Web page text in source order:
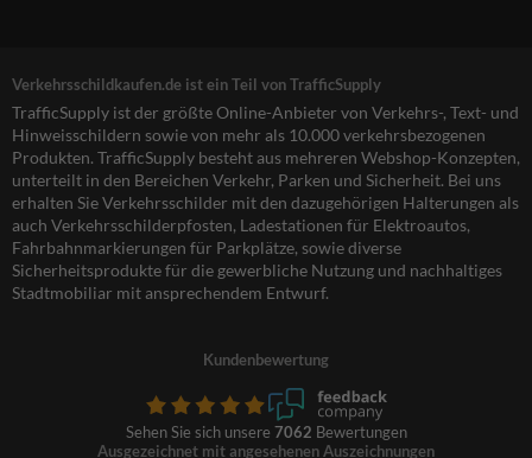
Verkehrsschildkaufen.de ist ein Teil von TrafficSupply
TrafficSupply ist der größte Online-Anbieter von Verkehrs-, Text- und
Hinweisschildern sowie von mehr als 10.000 verkehrsbezogenen
Produkten. TrafficSupply besteht aus mehreren Webshop-Konzepten,
unterteilt in den Bereichen Verkehr, Parken und Sicherheit. Bei uns
erhalten Sie Verkehrsschilder mit den dazugehörigen Halterungen als
auch Verkehrsschilderpfosten, Ladestationen für Elektroautos,
Fahrbahnmarkierungen für Parkplätze, sowie diverse
Sicherheitsprodukte für die gewerbliche Nutzung und nachhaltiges
Stadtmobiliar mit ansprechendem Entwurf.
Kundenbewertung
Sehen Sie sich unsere 7062 Bewertungen
Ausgezeichnet mit angesehenen Auszeichnungen